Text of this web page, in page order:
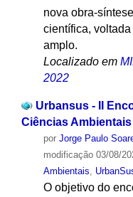
nova obra-
científica,
amplo.
Localizado em
2022
Urbansus - II
Ciências
por Jorge Paulo
modificação03/08/
Ambientais,
O objetivo do